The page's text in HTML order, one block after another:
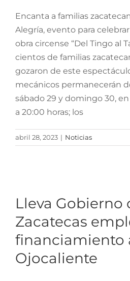
Encanta a familias
Alegría, evento para
obra circense “Del Tingo al
cientos de familias
gozaron de este
mecánicos permanecerán
sábado 29 y domingo 30,
a 20:00 horas; los
abril 28, 2023 | Noticias
Lleva Gobierno
Zacatecas
financiamiento
Ojocaliente